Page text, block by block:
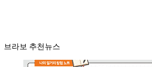
브라보 추천뉴스